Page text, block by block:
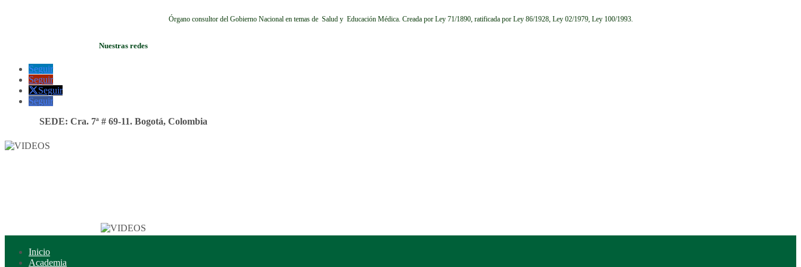
Órgano consultor del Gobierno Nacional en temas de Salud y Educación Médica. Creada por Ley 71/1890, ratificada por Ley 86/1928, Ley 02/1979, Ley 100/1993.
Nuestras redes
Seguir
Seguir
Seguir
Seguir
SEDE: Cra. 7ª # 69-11. Bogotá, Colombia
Inicio
Academia